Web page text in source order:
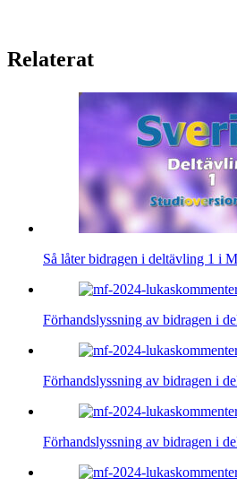
Relaterat
Så låter bidragen i deltävling 1 i
Förhandslyssning av bidragen i
Förhandslyssning av bidragen i
Förhandslyssning av bidragen i